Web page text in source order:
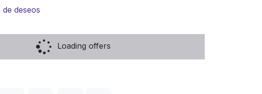
deseos
Loading offers